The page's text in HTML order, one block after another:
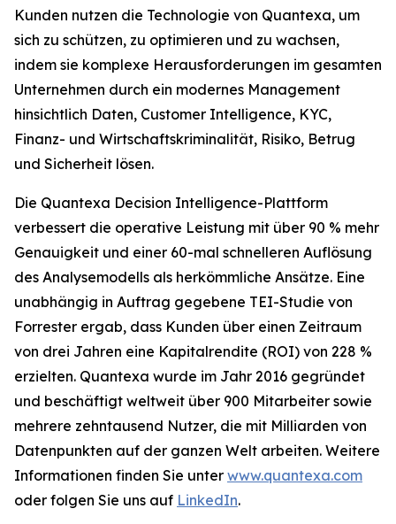
Kunden nutzen die Technologie von Quantexa, um
sich zu schützen, zu optimieren und zu wachsen,
indem sie komplexe Herausforderungen im gesamten
Unternehmen durch ein modernes Management
hinsichtlich Daten, Customer Intelligence, KYC,
Finanz- und Wirtschaftskriminalität, Risiko, Betrug
und Sicherheit lösen.
Die Quantexa Decision Intelligence-Plattform
verbessert die operative Leistung mit über 90 % mehr
Genauigkeit und einer 60-mal schnelleren Auflösung
des Analysemodells als herkömmliche Ansätze. Eine
unabhängig in Auftrag gegebene TEI-Studie von
Forrester ergab, dass Kunden über einen Zeitraum
von drei Jahren eine Kapitalrendite (ROI) von 228 %
erzielten. Quantexa wurde im Jahr 2016 gegründet
und beschäftigt weltweit über 900 Mitarbeiter sowie
mehrere zehntausend Nutzer, die mit Milliarden von
Datenpunkten auf der ganzen Welt arbeiten. Weitere
Informationen finden Sie unter www.quantexa.com
oder folgen Sie uns auf LinkedIn.